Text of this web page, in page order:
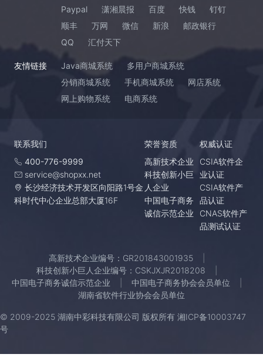
Paypal
潇湘晨报 百度 快钱
钉钉
顺丰
万网 微信 新浪
邮政银行
QQ
汇付天下
友情链接 Java商城系统
多用户商城系统
分销商城系统
手机商城系统
网店系统
网上购物系统
电商系统
联系我们
400-776-9999
service@shopxx.net
长沙经济技术开发区向阳路1号金
科时代中心企业总部大厦16F
荣誉资质
高新技术企业
科技创新小巨
人企业
中国电子商务
诚信示范企业
权威认证
CSIA软件企
业认证
CSIA软件产
品认证
CNAS软件产
品测试认证
高新技术企业编号：GR201843001935
科技创新小巨人企业编号：CSKJXJR2018208
中国电子商务诚信示范企业
中国电子商务协会会员单位
湖南省软件行业协会会员单位
© 2009-2025 湖南中彩科技有限公司 版权所有 湘ICP备10003747
号